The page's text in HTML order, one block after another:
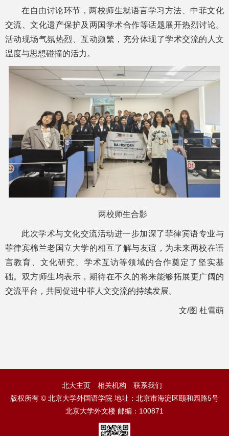
在自由讨论环节，两校师生就语言学习方法、中菲文化
交流、文化遗产保护及两国学术合作等话题展开热烈讨论。
活动现场气氛热烈、互动频繁，充分体现了学术交流的人文
温度与思想碰撞的活力。
两校师生合影
此次学术与文化交流活动进一步加深了菲律宾语专业与
菲律宾棉兰老国立大学的相互了解与友谊，为未来两校在语
言教育、文化研究、学术互访等领域的合作奠定了坚实基
础。双方师生均表示，期待在不久的将来能够拓展更广阔的
交流平台，共同促进中菲人文交流的持续发展。
文/图 杜雪萌
北大主页 相关机构
联系我们
版权所有 © 北京大学外国语学院 地址：北京市海淀区颐和园路5号
北京大学外文楼 邮编：100871